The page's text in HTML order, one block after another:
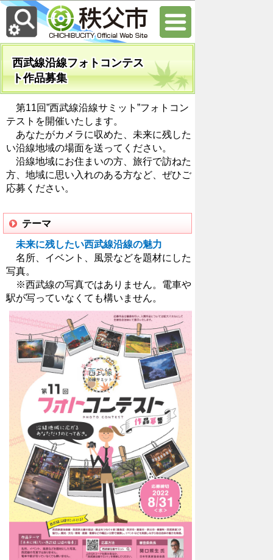
西武線沿線フォトコンテス
ト作品募集
第11回”西武線沿線サミット”フォトコン
テストを開催いたします。
あなたがカメラに収めた、未来に残した
い沿線地域の場面を送ってください。
沿線地域にお住まいの方、旅行で訪ねた
方、地域に思い入れのある方など、ぜひご
応募ください。
テーマ
未来に残したい西武線沿線の魅力
名所、イベント、風景などを題材にした
写真。
※西武線の写真ではありません。電車や
駅が写っていなくても構いません。